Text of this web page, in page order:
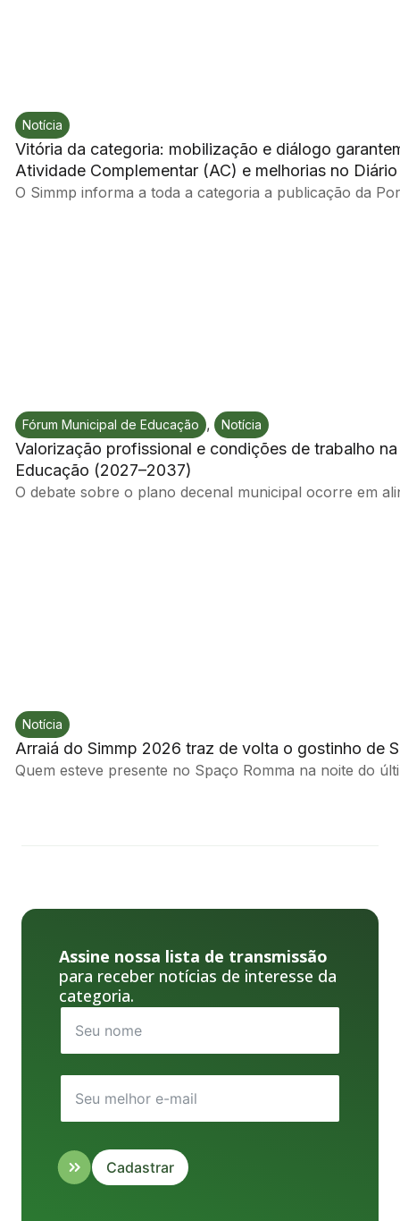
Notícia
Vitória da categoria: mobilização e diálogo
Atividade Complementar (AC) e melhorias no
O Simmp informa a toda a categoria a publicação da
Fórum Municipal de Educação , Notícia
Valorização profissional e condições de trabalho
Educação (2027–2037)
O debate sobre o plano decenal municipal ocorre em
Notícia
Arraiá do Simmp 2026 traz de volta o gostinho de
Quem esteve presente no Spaço Romma na noite do
Assine nossa lista de transmissão
para receber notícias de interesse da
categoria.